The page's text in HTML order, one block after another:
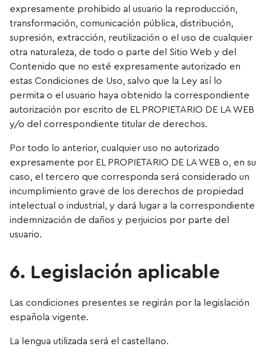
expresamente prohibido al usuario la reproducción,
transformación, comunicación pública, distribución,
supresión, extracción, reutilización o el uso de cualquier
otra naturaleza, de todo o parte del Sitio Web y del
Contenido que no esté expresamente autorizado en
estas Condiciones de Uso, salvo que la Ley así lo
permita o el usuario haya obtenido la correspondiente
autorización por escrito de EL PROPIETARIO DE LA WEB
y/o del correspondiente titular de derechos.
Por todo lo anterior, cualquier uso no autorizado
expresamente por EL PROPIETARIO DE LA WEB o, en su
caso, el tercero que corresponda será considerado un
incumplimiento grave de los derechos de propiedad
intelectual o industrial, y dará lugar a la correspondiente
indemnización de daños y perjuicios por parte del
usuario.
6. Legislación aplicable
Las condiciones presentes se regirán por la legislación
española vigente.
La lengua utilizada será el castellano.